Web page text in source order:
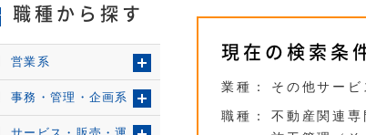
現在の検索条
業種：
その他サービ
職種：
不動産関連専
職種から探す
営業系
事務・管理・企画系